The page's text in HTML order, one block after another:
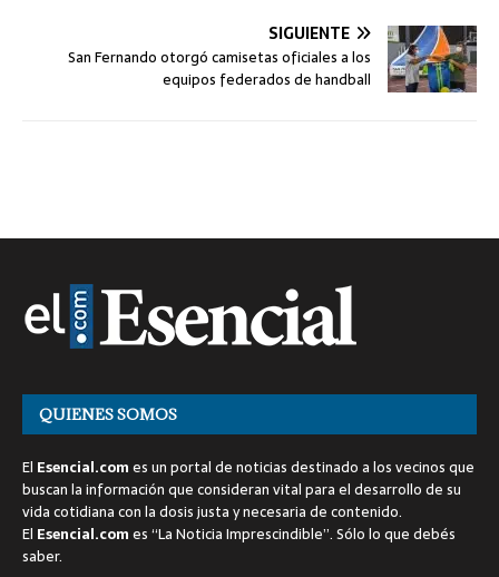
SIGUIENTE
San Fernando otorgó camisetas oficiales a los
equipos federados de handball
QUIENES SOMOS
El Esencial.comes un portal de noticias destinado a los vecinos que
buscan la información que consideran vital para el desarrollo de su
vida cotidiana con la dosis justa y necesaria de contenido.
El Esencial.comes “La Noticia Imprescindible”. Sólo lo que debés
saber.